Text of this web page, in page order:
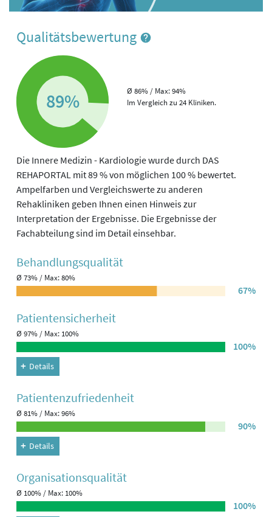
Qualitätsbewertung
89%
Ø 86% / Max: 94%
Im Vergleich zu 24 Kliniken.
Die Innere Medizin - Kardiologie wurde durch DAS
REHAPORTAL mit 89 % von möglichen 100 % bewertet.
Ampelfarben und Vergleichswerte zu anderen
Rehakliniken geben Ihnen einen Hinweis zur
Interpretation der Ergebnisse. Die Ergebnisse der
Fachabteilung sind im Detail einsehbar.
Behandlungs­qualität
Ø 73% / Max: 80%
67%
Patienten­sicherheit
Ø 97% / Max: 100%
100%
Details
Patienten­zufriedenheit
Ø 81% / Max: 96%
90%
Details
Organisations­qualität
Ø 100% / Max: 100%
100%